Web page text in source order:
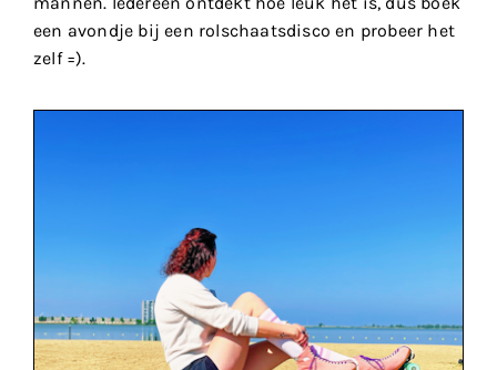
een avondje bij een rolschaatsdisco en probeer het
zelf =).